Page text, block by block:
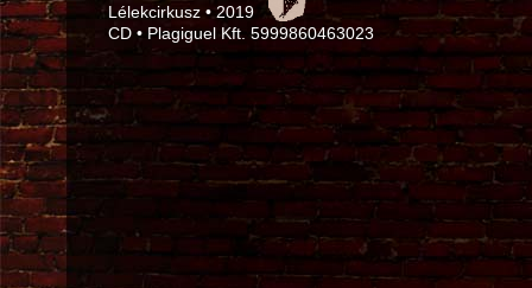
Lélekcirkusz • 2019
CD • Plagiguel Kft. 5999860463023